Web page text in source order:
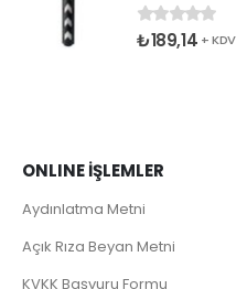
05 üzerinden
₺189,14 + KDV
ONLINE İŞLEMLER
Aydınlatma Metni
Açık Rıza Beyan Metni
KVKK Başvuru Formu